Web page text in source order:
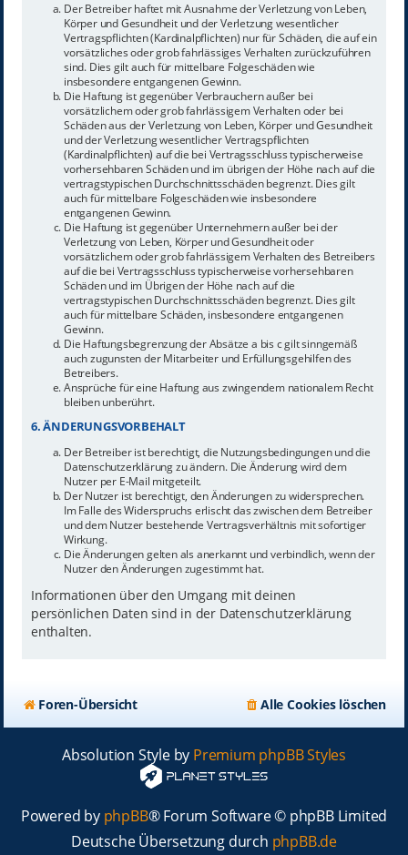
Der Betreiber haftet mit Ausnahme der Verletzung von Leben,
Körper und Gesundheit und der Verletzung wesentlicher
Vertragspflichten (Kardinalpflichten) nur für Schäden, die auf ein
vorsätzliches oder grob fahrlässiges Verhalten zurückzuführen
sind. Dies gilt auch für mittelbare Folgeschäden wie
insbesondere entgangenen Gewinn.
Die Haftung ist gegenüber Verbrauchern außer bei
vorsätzlichem oder grob fahrlässigem Verhalten oder bei
Schäden aus der Verletzung von Leben, Körper und Gesundheit
und der Verletzung wesentlicher Vertragspflichten
(Kardinalpflichten) auf die bei Vertragsschluss typischerweise
vorhersehbaren Schäden und im übrigen der Höhe nach auf die
vertragstypischen Durchschnittsschäden begrenzt. Dies gilt
auch für mittelbare Folgeschäden wie insbesondere
entgangenen Gewinn.
Die Haftung ist gegenüber Unternehmern außer bei der
Verletzung von Leben, Körper und Gesundheit oder
vorsätzlichem oder grob fahrlässigem Verhalten des Betreibers
auf die bei Vertragsschluss typischerweise vorhersehbaren
Schäden und im Übrigen der Höhe nach auf die
vertragstypischen Durchschnittsschäden begrenzt. Dies gilt
auch für mittelbare Schäden, insbesondere entgangenen
Gewinn.
Die Haftungsbegrenzung der Absätze a bis c gilt sinngemäß
auch zugunsten der Mitarbeiter und Erfüllungsgehilfen des
Betreibers.
Ansprüche für eine Haftung aus zwingendem nationalem Recht
bleiben unberührt.
6. ÄNDERUNGSVORBEHALT
Der Betreiber ist berechtigt, die Nutzungsbedingungen und die
Datenschutzerklärung zu ändern. Die Änderung wird dem
Nutzer per E-Mail mitgeteilt.
Der Nutzer ist berechtigt, den Änderungen zu widersprechen.
Im Falle des Widerspruchs erlischt das zwischen dem Betreiber
und dem Nutzer bestehende Vertragsverhältnis mit sofortiger
Wirkung.
Die Änderungen gelten als anerkannt und verbindlich, wenn der
Nutzer den Änderungen zugestimmt hat.
Informationen über den Umgang mit deinen
persönlichen Daten sind in der Datenschutzerklärung
enthalten.
Foren-Übersicht Alle Cookies löschen
Absolution Style by Premium phpBB Styles
Powered by phpBB® Forum Software © phpBB Limited
Deutsche Übersetzung durch phpBB.de